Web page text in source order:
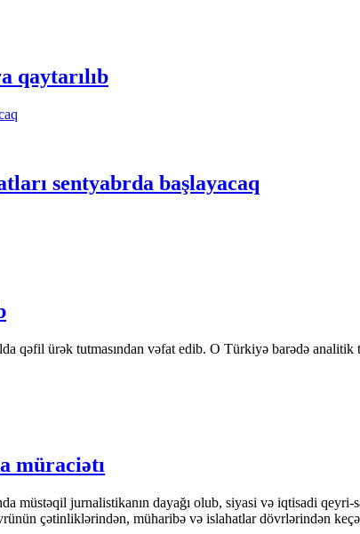
qaytarılıb
sentyabrda başlayacaq
qəfil ürək tutmasından vəfat edib. O Türkiyə barədə
müraciətı
müstəqil jurnalistikanın dayağı olub, siyasi və iqtisadi
çətinliklərindən, müharibə və islahatlar dövrlərindən